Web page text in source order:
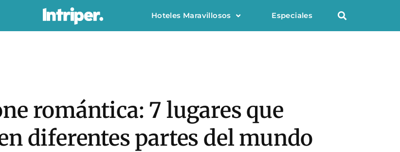
Hoteles Maravillosos Especiales
romántica: 7 lugares que
diferentes partes del mundo